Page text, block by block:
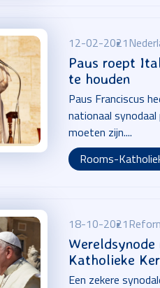
12-02-2021
Paus roept
te houden
Paus Franciscus
nationaal
moeten zijn....
Rooms-
18-10-2021
Katholieke
Een zekere